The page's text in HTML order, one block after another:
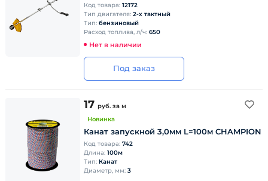
Код товара: 12172
Тип двигателя: 2-х тактный
Тип: бензиновый
Расход топлива, л/ч: 650
Нет в наличии
Под заказ
17 руб. за м
Новинка
Канат запускной 3,0мм L=100м CHAMPION
Код товара: 742
Длина: 100м
Тип: Канат
Диаметр, мм: 3